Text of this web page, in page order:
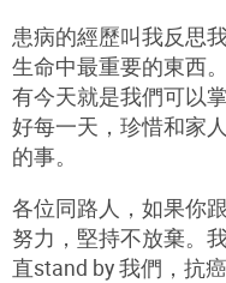
患病的經歷叫我反思
生命中最重要的東西
有今天就是我們可以
好每一天，珍惜和家
的事。
各位同路人，如果你
努力，堅持不放棄。
直stand by 我們，抗